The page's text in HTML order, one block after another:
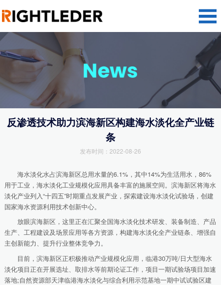
反渗透技术助力滨海新区构建海水淡化全产业链
条
发布时间：2022-08-26
海水淡化水占滨海新区总用水量的6.1%，其中14%为生活用水，86%
用于工业，海水淡化工业规模化应用具备丰富的施展空间。滨海新区将海水
淡化产业列入“十四五”时期重点发展产业，探索建设海水淡化试验场，创建
国家海水资源利用技术创新中心。
放眼滨海新区，这里正在汇聚全国海水淡化技术研发、装备制造、产品
生产、工程建设及场景应用等各方资源，构建海水淡化全产业链条、增强自
主创新能力、提升行业整体竞争力。
目前，滨海新区正积极推动产业规模化应用，临港30万吨/日大型海水
淡化项目正在开展选址、取排水等前期论证工作，项目一期试验场项目加速
落地;自然资源部天津临港海水淡化与综合利用示范基地一期中试试验区建